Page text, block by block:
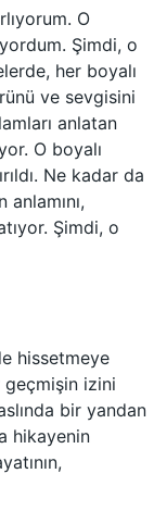
O
Şimdi, o
her boyalı
ve sevgisini
anlatan
O boyalı
Ne kadar da
Şimdi, o
hissetmeye
geçmişin izini
bir yandan
hikayenin